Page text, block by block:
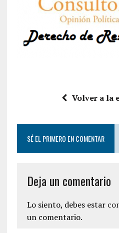
Volver a la
SÉ EL PRIMERO EN COMENTAR
Deja un comentario
Lo siento, debes estar
un comentario.